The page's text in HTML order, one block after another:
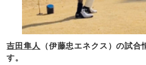
吉田隼人
（伊藤忠エネクス）の試合
す。